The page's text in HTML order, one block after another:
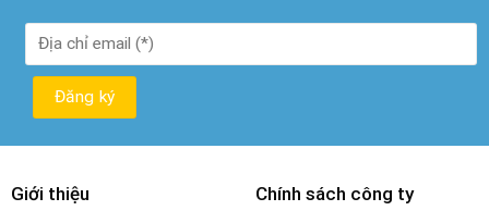
Giới thiệu Chính sách công ty